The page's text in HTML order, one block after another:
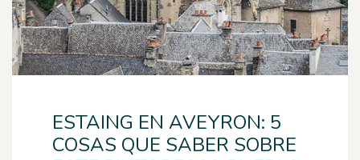
ESTAING EN AVEYRON: 5
COSAS QUE SABER SOBRE